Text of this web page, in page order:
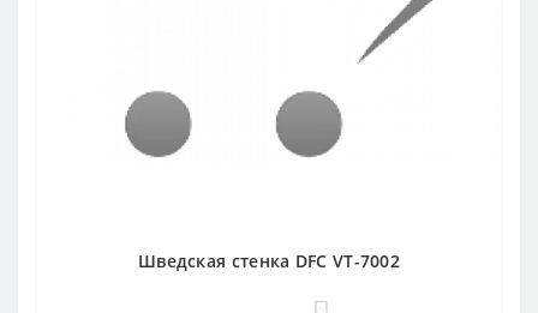
Шведская стенка DFC VT-7002